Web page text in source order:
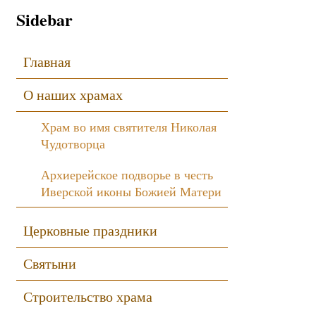
Sidebar
Главная
О наших храмах
Храм во имя святителя Николая
Чудотворца
Архиерейское подворье в честь
Иверской иконы Божией Матери
Церковные праздники
Святыни
Строительство храма